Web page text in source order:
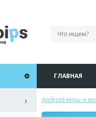
ГЛАВНАЯ
Android игры и